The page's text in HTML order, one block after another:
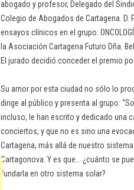
abogado y profesor, Delegado del
Colegio de Abogados de Cartagena.
ensayos clínicos en el grupo:
la Asociación Cartagena Futuro Dña.
El jurado decidió conceder el premio
Su amor por esta ciudad no sólo lo
dirige al público y presenta al grupo:
incluso, le han escrito y dedicado una
conciertos, y que no es sino una
Cartagena, más allá de nuestro
Cartagonova. Y es que... ¿cuánto se
fundarla en otro sistema solar?